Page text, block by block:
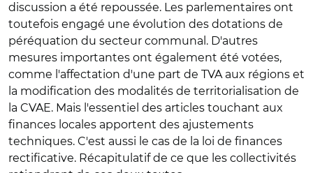
discussion a été repoussée. Les parlementaires ont
toutefois engagé une évolution des dotations de
péréquation du secteur communal. D'autres
mesures importantes ont également été votées,
comme l'affectation d'une part de TVA aux régions et
la modification des modalités de territorialisation de
la CVAE. Mais l'essentiel des articles touchant aux
finances locales apportent des ajustements
techniques. C'est aussi le cas de la loi de finances
rectificative. Récapitulatif de ce que les collectivités